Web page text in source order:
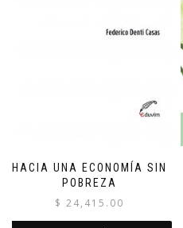
HACIA UNA ECONOMÍA SIN
POBREZA
$ 24,415.00